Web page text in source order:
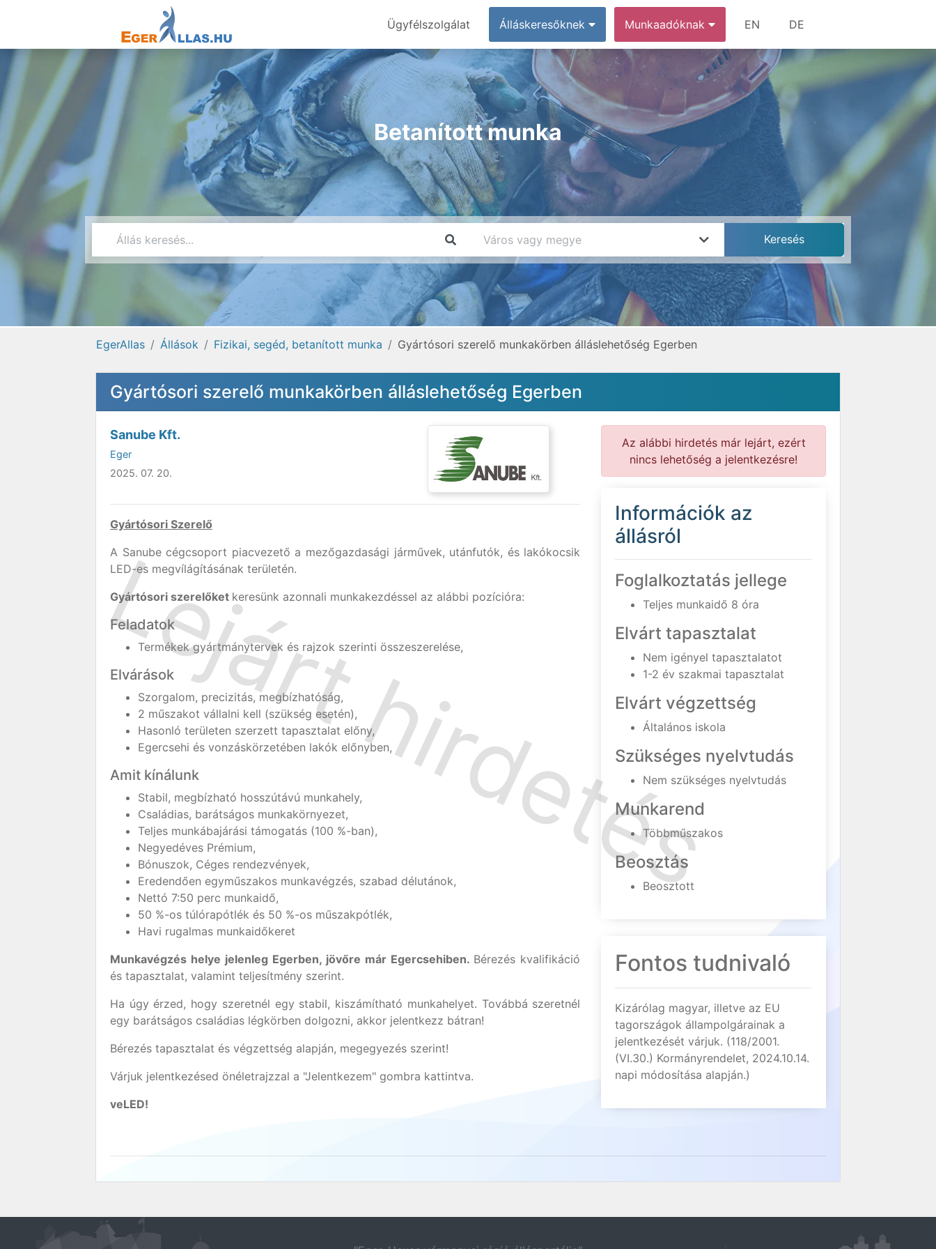
Ügyfélszolgálat Álláskeresőknek Munkaadóknak EN DE
Betanított munka
EgerAllas Állások Fizikai, segéd, betanított munka Gyártósori szerelő munkakörben álláslehetőség Egerben
Gyártósori szerelő munkakörben álláslehetőség Egerben
Sanube Kft.
Eger
2025. 07. 20.
Gyártósori Szerelő
A Sanube cégcsoport piacvezető a mezőgazdasági járművek, utánfutók, és lakókocsik
LED-es megvílágításának területén.
Gyártósori szerelőket keresünk azonnali munkakezdéssel az alábbi pozícióra:
Feladatok
Termékek gyártmánytervek és rajzok szerinti összeszerelése,
Elvárások
Szorgalom, precizitás, megbízhatóság,
2 műszakot vállalni kell (szükség esetén),
Hasonló területen szerzett tapasztalat előny,
Egercsehi és vonzáskörzetében lakók előnyben,
Amit kínálunk
Stabil, megbízható hosszútávú munkahely,
Családias, barátságos munkakörnyezet,
Teljes munkábajárási támogatás (100 %-ban),
Negyedéves Prémium,
Bónuszok, Céges rendezvények,
Eredendően egyműszakos munkavégzés, szabad délutánok,
Nettó 7:50 perc munkaidő,
50 %-os túlórapótlék és 50 %-os műszakpótlék,
Havi rugalmas munkaidőkeret
Munkavégzés helye jelenleg Egerben, jövőre már Egercsehiben. Bérezés kvalifikáció
és tapasztalat, valamint teljesítmény szerint.
Ha úgy érzed, hogy szeretnél egy stabil, kiszámítható munkahelyet. Továbbá szeretnél
egy barátságos családias légkörben dolgozni, akkor jelentkezz bátran!
Bérezés tapasztalat és végzettség alapján, megegyezés szerint!
Várjuk jelentkezésed önéletrajzzal a "Jelentkezem" gombra kattintva.
veLED!
Az alábbi hirdetés már lejárt, ezért
nincs lehetőség a jelentkezésre!
Információk az
állásról
Foglalkoztatás jellege
Teljes munkaidő 8 óra
Elvárt tapasztalat
Nem igényel tapasztalatot
1-2 év szakmai tapasztalat
Elvárt végzettség
Általános iskola
Szükséges nyelvtudás
Nem szükséges nyelvtudás
Munkarend
Többműszakos
Beosztás
Beosztott
Fontos tudnivaló
Kizárólag magyar, illetve az EU
tagországok állampolgárainak a
jelentkezését várjuk. (118/2001.
(VI.30.) Kormányrendelet, 2024.10.14.
napi módosítása alapján.)